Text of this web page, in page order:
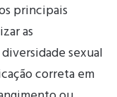
principais
as
sexual
correta em